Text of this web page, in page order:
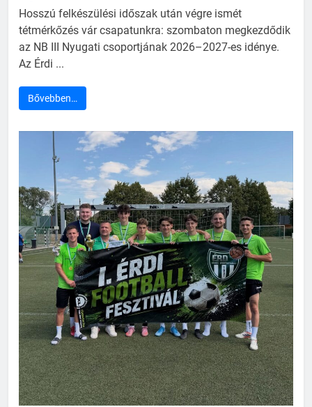
Hosszú felkészülési időszak után végre ismét
tétmérkőzés vár csapatunkra: szombaton megkezdődik
az NB III Nyugati csoportjának 2026–2027-es idénye.
Az Érdi ...
Bővebben…